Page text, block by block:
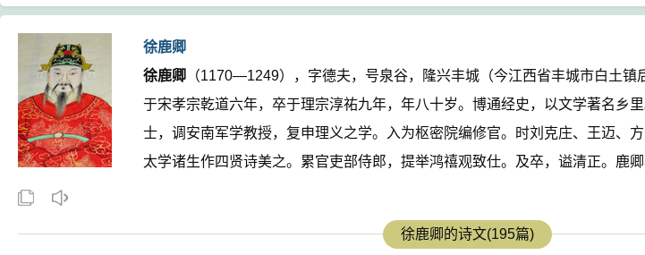
徐鹿卿
徐鹿卿 （1170—1249），字德夫，号泉谷，隆兴丰城（今江西省丰城市白土镇
于宋孝宗乾道六年，卒于理宗淳祐九年，年八十岁。博通经史，以文学著名乡
士，调安南军学教授，复申理义之学。入为枢密院编修官。时刘克庄、王迈、
太学诸生作四贤诗美之。累官吏部侍郎，提举鸿禧观致仕。及卒，谥清正。鹿
徐鹿卿的诗文(195篇)